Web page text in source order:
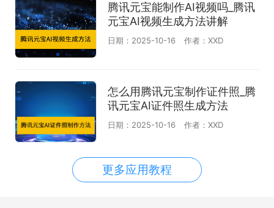
腾讯元宝能制作AI视频吗_腾讯
元宝AI视频生成方法讲解
日期：2025-10-16 作者：XXD
怎么用腾讯元宝制作证件照_腾
讯元宝AI证件照生成方法
日期：2025-10-16 作者：XXD
更多应用教程